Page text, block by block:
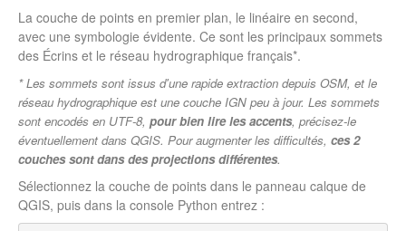
La couche de points en premier plan, le linéaire en second,
avec une symbologie évidente. Ce sont les principaux sommets
des Écrins et le réseau hydrographique français*.
* Les sommets sont issus d'une rapide extraction depuis OSM, et le
réseau hydrographique est une couche IGN peu à jour. Les sommets
sont encodés en UTF-8, pour bien lire les accents, précisez-le
éventuellement dans QGIS. Pour augmenter les difficultés, ces 2
couches sont dans des projections différentes.
Sélectionnez la couche de points dans le panneau calque de
QGIS, puis dans la console Python entrez :